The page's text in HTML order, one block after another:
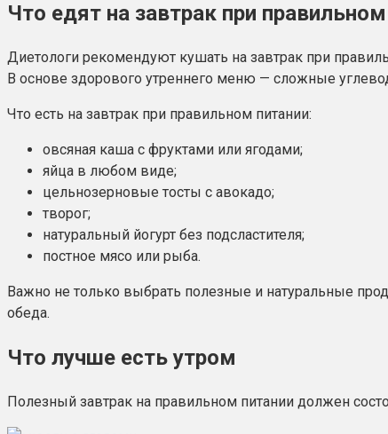
Что едят на завтрак при
Диетологи рекомендуют кушать на завтрак при
В основе здорового утреннего меню — сложные
Что есть на завтрак при правильном питании:
овсяная каша с фруктами или ягодами;
яйца в любом виде;
цельнозерновые тосты с авокадо;
творог;
натуральный йогурт без подсластителя;
постное мясо или рыба.
Важно не только выбрать полезные и натуральные
обеда.
Что лучше есть утром
Полезный завтрак на правильном питании должен